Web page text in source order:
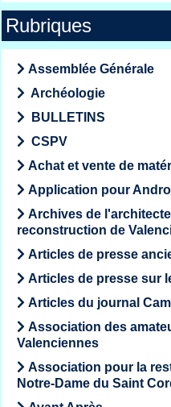
Rubriques
Assemblée Générale
Archéologie
BULLETINS
CSPV
Achat et vente de
Application pour
Archives de
reconstruction de
Articles de presse
Articles de presse sur
Articles du journal
Association des
Valenciennes
Association pour la
Notre-Dame du Saint